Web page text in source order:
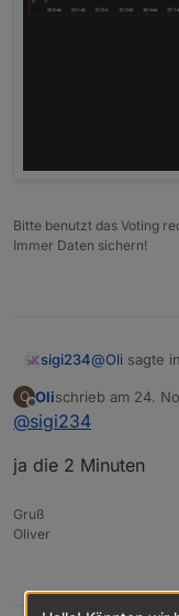
Bitte benutzt das Voting
Immer Daten sichern!
sigi234@Oli sagte in
im Basic
Die 2
O
Offline
Olischrieb am 24.
zuletzt editiert von
@sigi234
ja die 2 Minuten
Gruß
Oliver